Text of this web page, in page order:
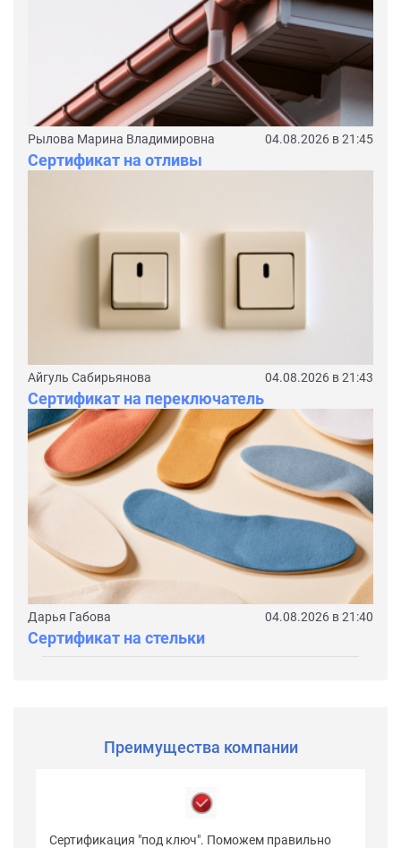
Рылова Марина Владимировна 04.08.2026 в 21:45
Сертификат на отливы
Айгуль Сабирьянова 04.08.2026 в 21:43
Сертификат на переключатель
Дарья Габова 04.08.2026 в 21:40
Сертификат на стельки
Преимущества компании
Сертификация "под ключ". Поможем правильно